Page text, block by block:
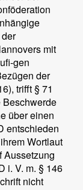
mit
gen
der
trifft § 71
Beschwerde
über einen
entschieden
Wortlaut
Aussetzung
i. V. m. § 146
nicht